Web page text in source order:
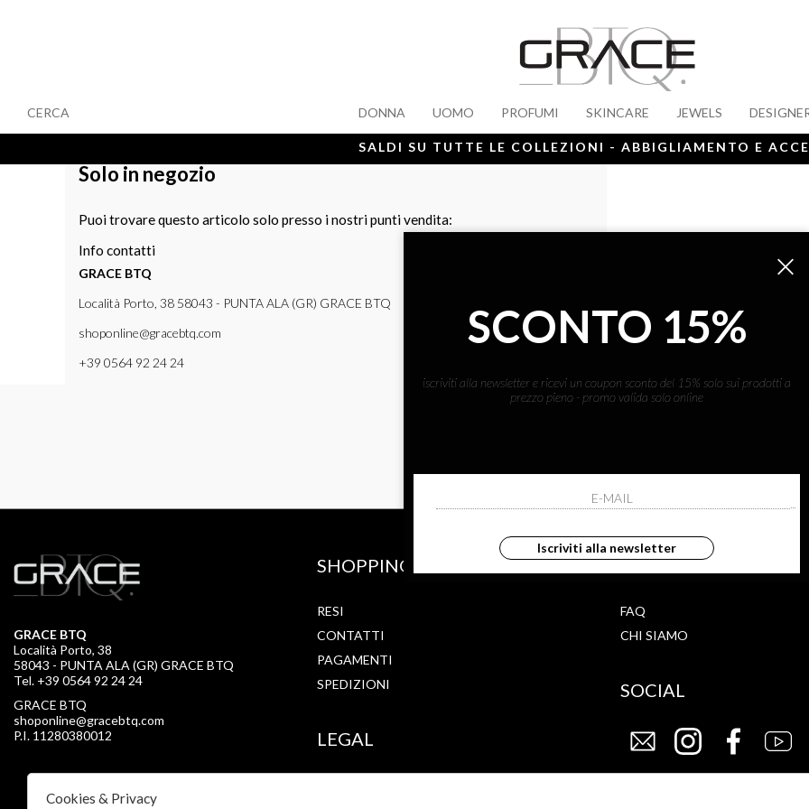
DONNA UOMO PROFUMI SKINCARE JEWELS
CERCA
SALDI SU TUTTE LE COLLEZIONI - ABBIGLIAMENTO E
Solo in negozio
Puoi trovare questo articolo solo presso i nostri punti vendita:
Info contatti
GRACE BTQ
Località Porto, 38 58043 - PUNTA ALA (GR) GRACE BTQ
shoponline@gracebtq.com
+39 0564 92 24 24
ISCRIVITI ALLA
ho letto ed accettato le condizioni sulla
GRACE BTQ
Località Porto, 38
58043 - PUNTA ALA (GR) GRACE BTQ
Tel. +39 0564 92 24 24
GRACE BTQ
shoponline@gracebtq.com
P.I. 11280380012
SHOPPING
RESI
CONTATTI
PAGAMENTI
SPEDIZIONI
LEGAL
STORE
FAQ
CHI SIAMO
SOCIAL
SCONTO 15%
iscriviti alla newsletter e ricevi un coupon sconto del 15% solo sui prodotti a
prezzo pieno - promo valida solo online
Iscriviti alla newsletter
Cookies & Privacy